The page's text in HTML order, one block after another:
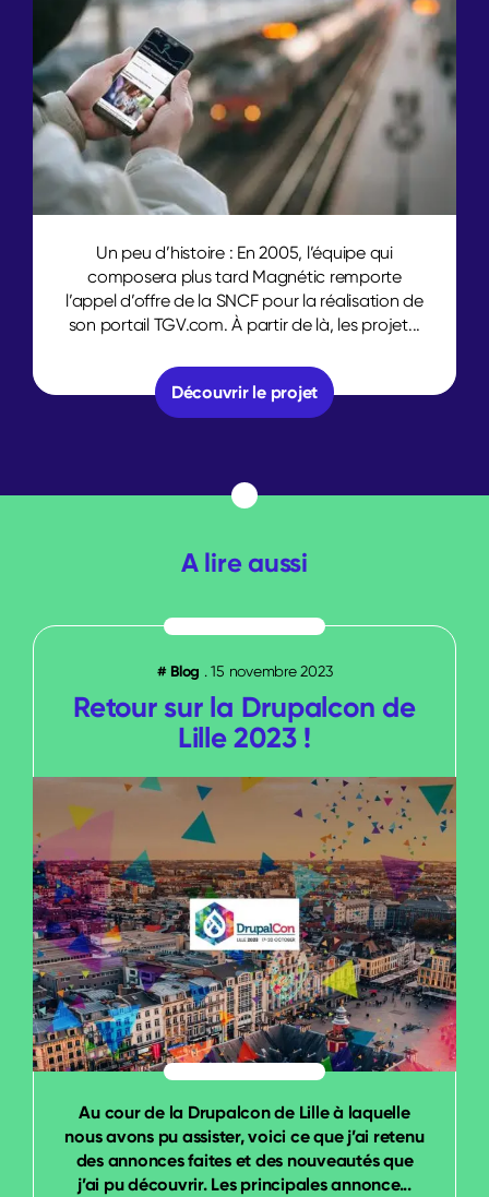
Un peu d’histoire : En 2005, l’équipe qui
composera plus tard Magnétic remporte
l’appel d’offre de la SNCF pour la réalisation de
son portail TGV.com. À partir de là, les projet...
Découvrir le projet
A lire aussi
#Blog .15 novembre 2023
Retour sur la Drupalcon de
Lille 2023 !
Au cour de la Drupalcon de Lille à laquelle
nous avons pu assister, voici ce que j’ai retenu
des annonces faites et des nouveautés que
j’ai pu découvrir. Les principales annonce...